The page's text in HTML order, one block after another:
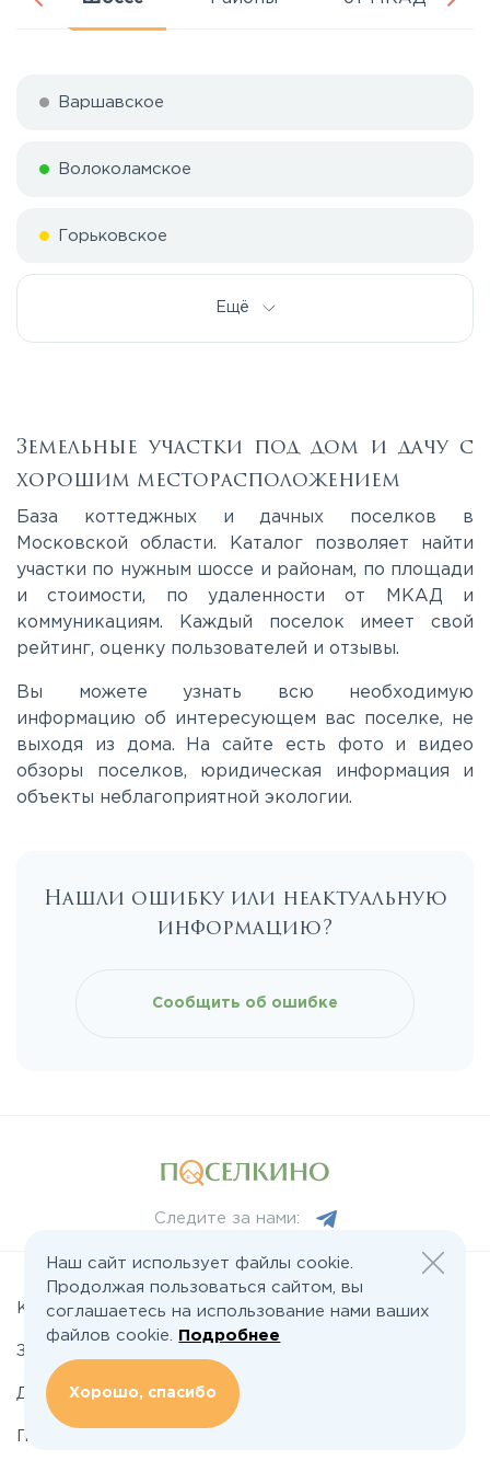
Варшавское
Волоколамское
Горьковское
Киевское
Минское
Новорижское
Симферопольское
Таракановское
Ещё
Земельные участки под дом и дачу с
хорошим месторасположением
База коттеджных и дачных поселков в
Московской области. Каталог позволяет найти
участки по нужным шоссе и районам, по площади
и стоимости, по удаленности от МКАД и
коммуникациям. Каждый поселок имеет свой
рейтинг, оценку пользователей и отзывы.
Вы можете узнать всю необходимую
информацию об интересующем вас поселке, не
выходя из дома. На сайте есть фото и видео
обзоры поселков, юридическая информация и
объекты неблагоприятной экологии.
Нашли ошибку или неактуальную
информацию?
Сообщить об ошибке
Следите за нами:
Коттеджные поселки
Земельные участки
Дома
Подряды домов
Наш сайт использует файлы cookie.
Продолжая пользоваться сайтом, вы
соглашаетесь на использование нами ваших
файлов cookie.
Подробнее
Хорошо, спасибо